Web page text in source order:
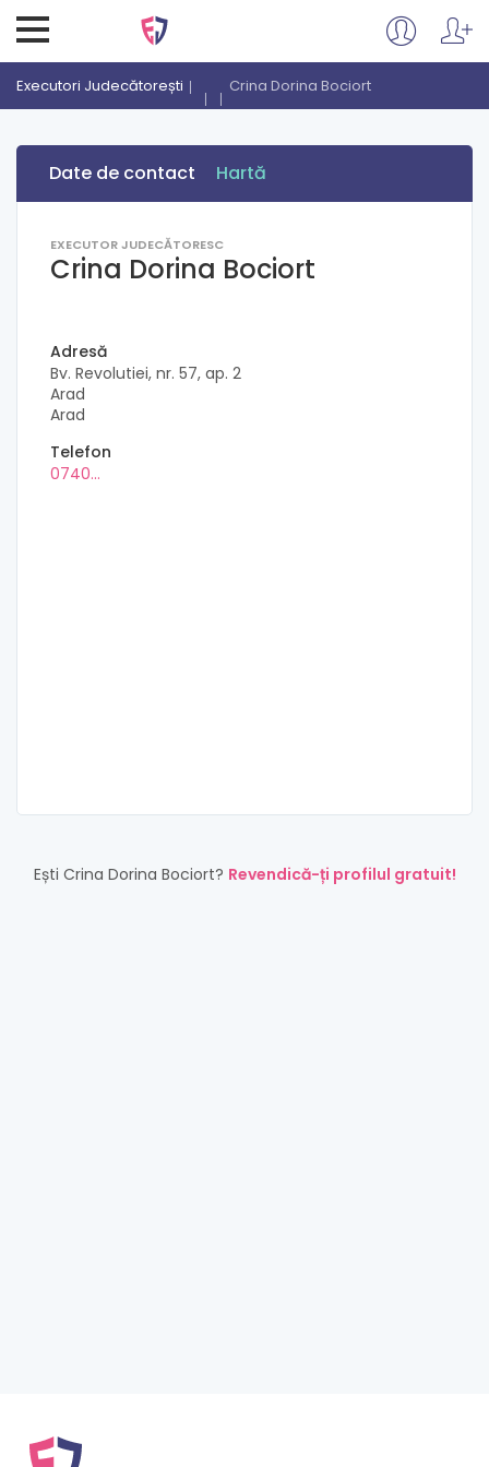
Executori Judecătorești Crina Dorina Bociort
Date de contact Hartă
EXECUTOR JUDECĂTORESC
Crina Dorina Bociort
Adresă
Bv. Revolutiei, nr. 57, ap. 2
Arad
Arad
Telefon
0740...
Ești Crina Dorina Bociort? Revendică-ți profilul gratuit!